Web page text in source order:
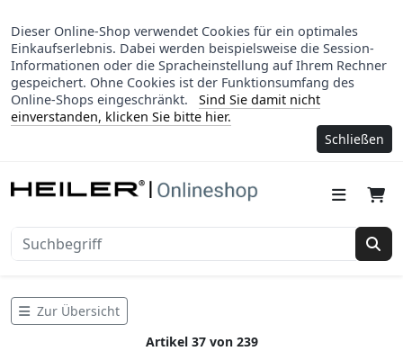
Dieser Online-Shop verwendet Cookies für ein optimales
Einkaufserlebnis. Dabei werden beispielsweise die Session-
Informationen oder die Spracheinstellung auf Ihrem Rechner
gespeichert. Ohne Cookies ist der Funktionsumfang des
Online-Shops eingeschränkt.
Sind Sie damit nicht
einverstanden, klicken Sie bitte hier.
Schließen
Zur Übersicht
Artikel 37 von 239